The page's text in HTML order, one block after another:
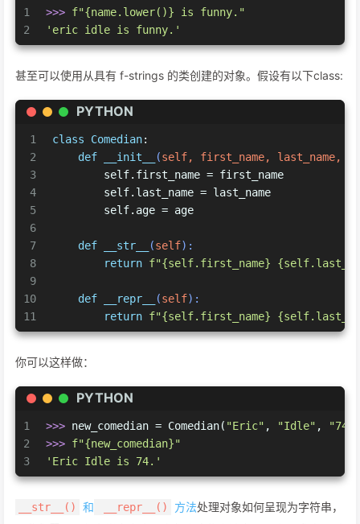
1
2
>>> f"{name.lower()} is funny."
'eric idle is funny.'
甚至可以使用从具有 f-strings 的类创建的对象。假设有以下class:
PYTHON
1
2
3
4
5
6
7
8
9
10
11
class Comedian:
def
__init__ (self, first_name, last_name,
        self.first_name = first_name
        self.last_name = last_name
        self.age = age
def __str__ (self):
return f"{self.first_name}
def __repr__ (self):
return f"{self.first_name}
你可以这样做：
PYTHON
1
2
3
>>> new_comedian = Comedian( "Eric" , "Idle" , "74"
>>> f"{new_comedian}"
'Eric Idle is 74.'
__str__() 和 __repr__() 方法处理对象如何呈现为字符串，